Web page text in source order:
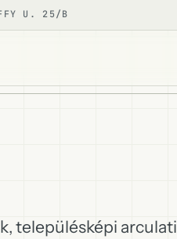
U. 25/B
településképi arculati